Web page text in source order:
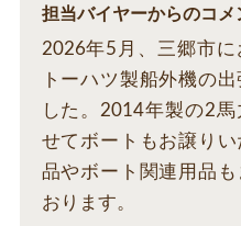
担当バイヤーからのコメ
2026年5月、三郷市に
トーハツ製船外機の
した。2014年製の2
せてボートもお譲り
品やボート関連用品
おります。